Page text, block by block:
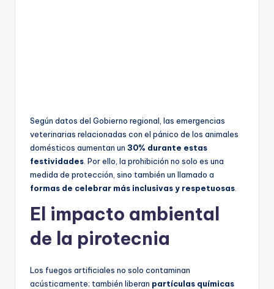
Según datos del Gobierno regional, las emergencias
veterinarias relacionadas con el pánico de los animales
domésticos aumentan un 30% durante estas
festividades . Por ello, la prohibición no solo es una
medida de protección, sino también un llamado a
formas de celebrar más inclusivas y respetuosas
El impacto ambiental
de la pirotecnia
Los fuegos artificiales no solo contaminan
acústicamente; también liberan partículas químicas